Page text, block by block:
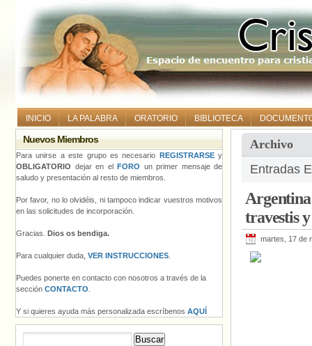
INICIO LA PALABRA ORATORIO BIBLIOTECA
Archivo
Entradas
travestis
martes, 17 de
Nuevos Miembros
Para unirse a este grupo es necesario REGISTRARSEy
OBLIGATORIO dejar en el FORO un primer mensaje de
saludo y presentación al resto de miembros.
Por favor, no lo olvidéis, ni tampoco indicar vuestros motivos
en las solicitudes de incorporación.
Gracias. Dios os bendiga.
Para cualquier duda, VER INSTRUCCIONES
Puedes ponerte en contacto con nosotros a través de la
sección CONTACTO
Y si quieres ayuda más personalizada escríbenos AQUÍ